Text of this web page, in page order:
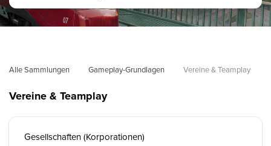
Alle Sammlungen Gameplay-Grundlagen Vereine & Teamplay
Vereine & Teamplay
Gesellschaften (Korporationen)